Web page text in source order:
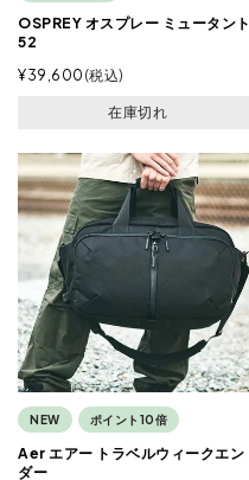
OSPREY オスプレー ミュータント
52
¥39,600 税込
在庫切れ
NEW ポイント10倍
Aer エアー トラベルウィークエン
ダー